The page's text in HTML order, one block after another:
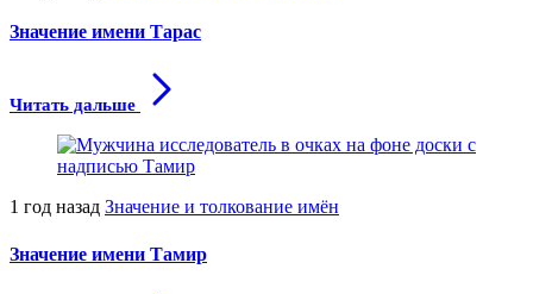
Значение имени Тарас
Читать дальше
1 год назад Значение и толкование имён
Значение имени Тамир